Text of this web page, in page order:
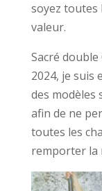
soyez toutes
valeur.
Sacré double
2024, je suis
des modèles
afin de ne
toutes les
remporter la